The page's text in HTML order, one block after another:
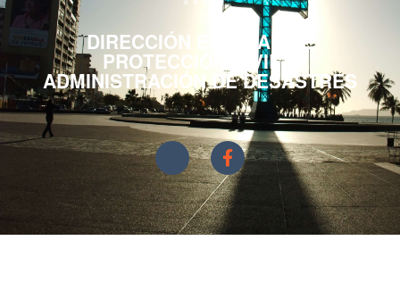
DIRECCIÓN ESTADAL DE
PROTECCIÓN CIVIL Y
ADMINISTRACIÓN DE DESASTRES